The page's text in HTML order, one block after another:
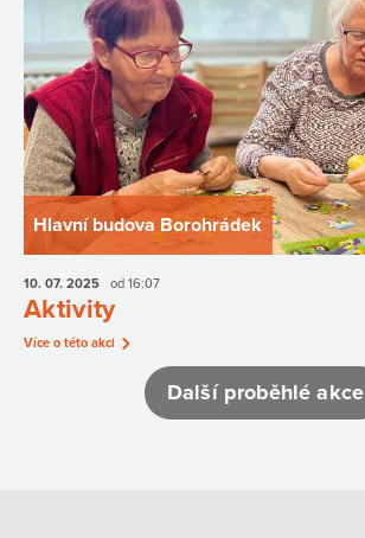
Hlavní budova Borohrádek
10. 07. 2025 od 16:07
Aktivity
Více o této akci
Další proběhlé akce